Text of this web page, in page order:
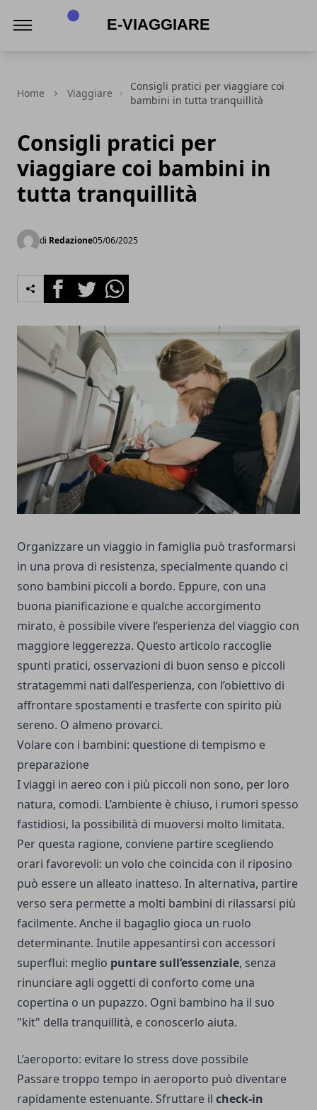
Home Viaggiare
Consigli pratici per viaggiare coi
bambini in tutta tranquillità
Consigli pratici per
viaggiare coi bambini in
tutta tranquillità
di Redazione05/06/2025
FacebookTwitterWhatsapp
Organizzare un viaggio in famiglia può trasformarsi
in una prova di resistenza, specialmente quando ci
sono bambini piccoli a bordo. Eppure, con una
buona pianificazione e qualche accorgimento
mirato, è possibile vivere l’esperienza del viaggio con
maggiore leggerezza. Questo articolo raccoglie
spunti pratici, osservazioni di buon senso e piccoli
stratagemmi nati dall’esperienza, con l’obiettivo di
affrontare spostamenti e trasferte con spirito più
sereno. O almeno provarci.
Volare con i bambini: questione di tempismo e
preparazione
I viaggi in aereo con i più piccoli non sono, per loro
natura, comodi. L’ambiente è chiuso, i rumori spesso
fastidiosi, la possibilità di muoversi molto limitata.
Per questa ragione, conviene partire scegliendo
orari favorevoli: un volo che coincida con il riposino
può essere un alleato inatteso. In alternativa, partire
verso sera permette a molti bambini di rilassarsi più
facilmente. Anche il bagaglio gioca un ruolo
determinante. Inutile appesantirsi con accessori
superflui: meglio puntare sull’essenziale, senza
rinunciare agli oggetti di conforto come una
copertina o un pupazzo. Ogni bambino ha il suo
"kit" della tranquillità, e conoscerlo aiuta.
L’aeroporto: evitare lo stress dove possibile
Passare troppo tempo in aeroporto può diventare
rapidamente estenuante. Sfruttare il check-in